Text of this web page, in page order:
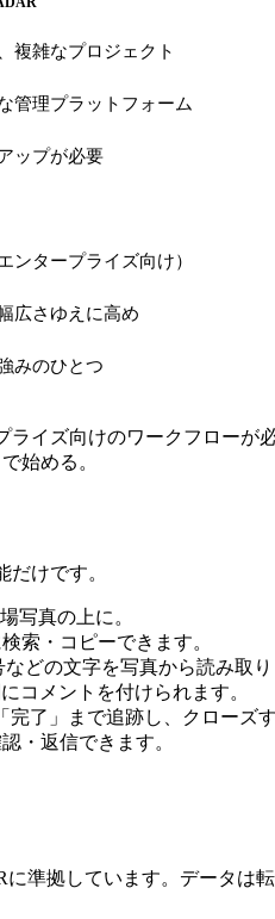
複雑なプロジェクト
管理プラットフォーム
ップが必要
ンタープライズ向け）
広さゆえに高め
みのひとつ
イズ向けのワークフローが
始める。
けです。
写真の上に。
索・コピーできます。
どの文字を写真から読み取り
コメントを付けられます。
完了」まで追跡し、クローズ
・返信できます。
準拠しています。データ